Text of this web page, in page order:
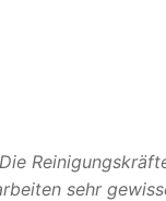
sehr